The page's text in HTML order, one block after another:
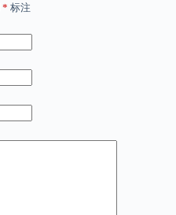
* 标注